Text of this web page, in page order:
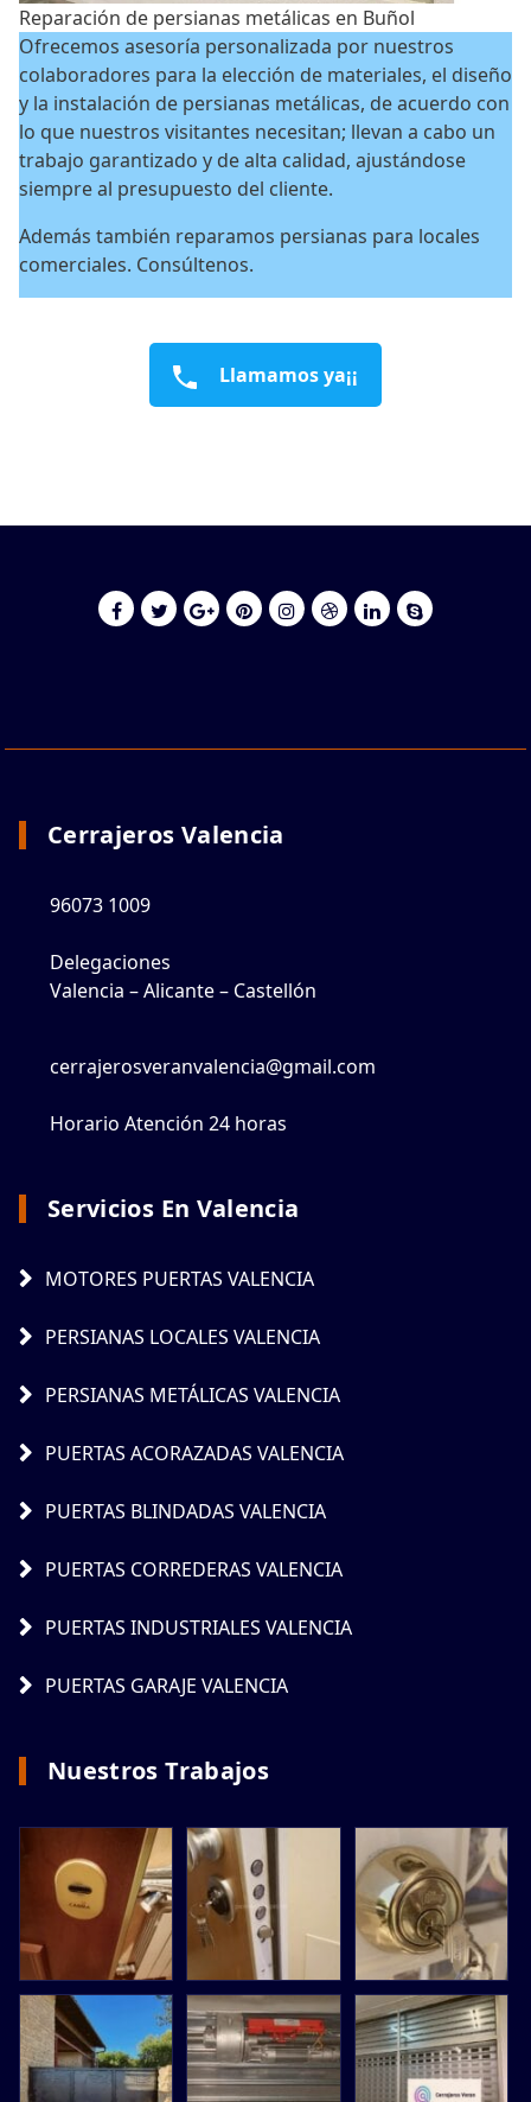
Reparación de persianas metálicas en Buñol
Ofrecemos asesoría personalizada por nuestros
colaboradores para la elección de materiales, el diseño
y la instalación de persianas metálicas, de acuerdo con
lo que nuestros visitantes necesitan; llevan a cabo un
trabajo garantizado y de alta calidad, ajustándose
siempre al presupuesto del cliente.
Además también reparamos persianas para locales
comerciales. Consúltenos.
Llamamos ya¡¡
Cerrajeros Valencia
96073 1009
Delegaciones
Valencia – Alicante – Castellón
cerrajerosveranvalencia@gmail.com
Horario Atención 24 horas
Servicios En Valencia
MOTORES PUERTAS VALENCIA
PERSIANAS LOCALES VALENCIA
PERSIANAS METÁLICAS VALENCIA
PUERTAS ACORAZADAS VALENCIA
PUERTAS BLINDADAS VALENCIA
PUERTAS CORREDERAS VALENCIA
PUERTAS INDUSTRIALES VALENCIA
PUERTAS GARAJE VALENCIA
Nuestros Trabajos